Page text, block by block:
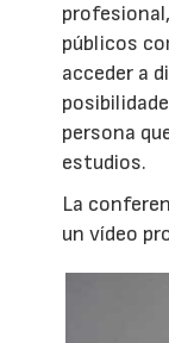
públicos
acceder a
persona
estudios.
La
un vídeo